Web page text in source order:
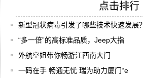
点击排行
新型冠状病毒引发了哪些技术快速发展？
“多一倍”的高标准品质，Jeep大指
外航空姐带你畅游江西南大门
一码在手 畅通无忧 瑞为助力厦门“e